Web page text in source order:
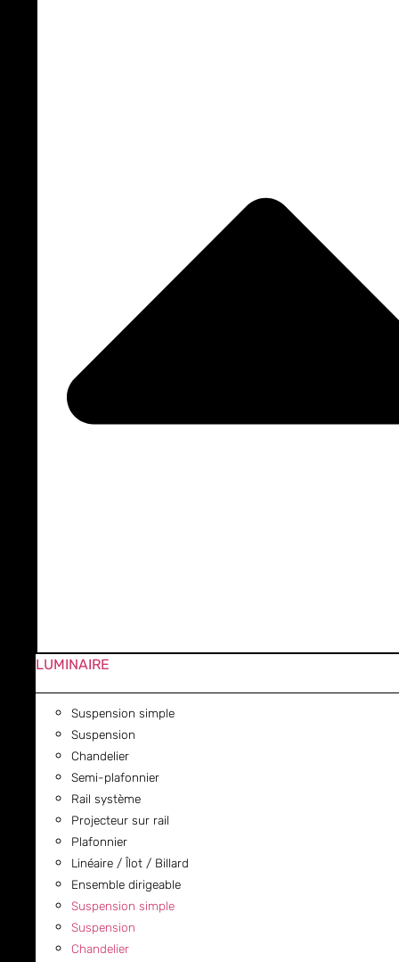
LUMINAIRE
Suspension simple
Suspension
Chandelier
Semi-plafonnier
Rail système
Projecteur sur rail
Plafonnier
Linéaire / Îlot / Billard
Ensemble dirigeable
Suspension simple
Suspension
Chandelier